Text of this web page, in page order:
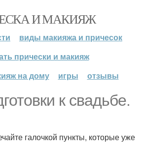
И МАКИЯЖ
виды макияжа и причесок
прически и макияж
на дому
игры отзывы
к свадьбе.
галочкой пункты, которые уже